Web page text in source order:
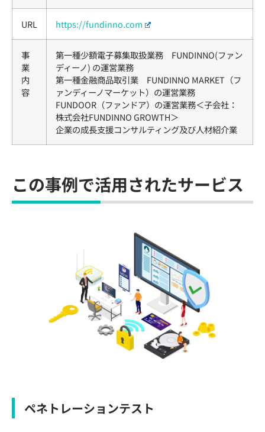
URL https://fundinno.com
事
業
内
容
第一種少額電子募集取扱業務 FUNDINNO(ファン
ディーノ) の運営業務
第一種金融商品取引業 FUNDINNO MARKET（フ
ァンディーノマーケット）の運営業務
FUNDOOR（ファンドア）の運営業務＜子会社：
株式会社FUNDINNO GROWTH＞
企業の成長支援コンサルティング及び人材紹介業
この事例で活用されたサービス
ペネトレーションテスト